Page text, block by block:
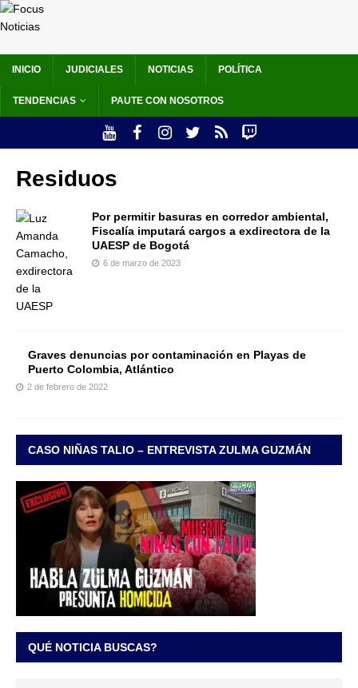
INICIO JUDICIALES NOTICIAS POLÍTICA
TENDENCIAS PAUTE CON NOSOTROS
Residuos
Por permitir basuras en corredor ambiental,
Fiscalía imputará cargos a exdirectora de la
UAESP de Bogotá
6 de marzo de 2023
Graves denuncias por contaminación en Playas de
Puerto Colombia, Atlántico
2 de febrero de 2022
CASO NIÑAS TALIO – ENTREVISTA ZULMA GUZMÁN
QUÉ NOTICIA BUSCAS?